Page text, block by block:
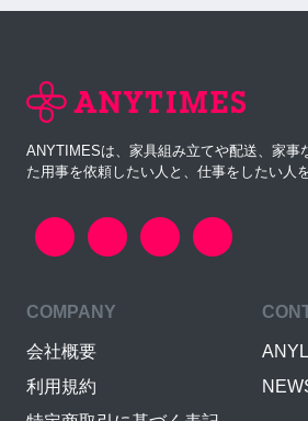
ANYTIMESは、家具組み立てや配送、家事
た用事を依頼したい人と、仕事をしたい人
COMPANY
会社概要
利用規約